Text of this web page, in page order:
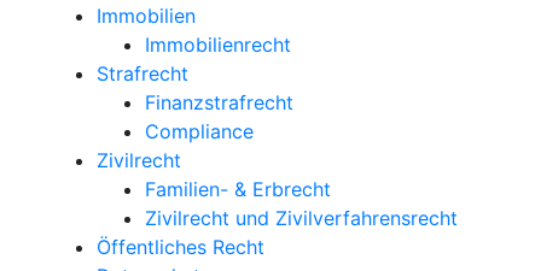
Immobilien
Immobilienrecht
Strafrecht
Finanzstrafrecht
Compliance
Zivilrecht
Familien- & Erbrecht
Zivilrecht und Zivilverfahrensrecht
Öffentliches Recht